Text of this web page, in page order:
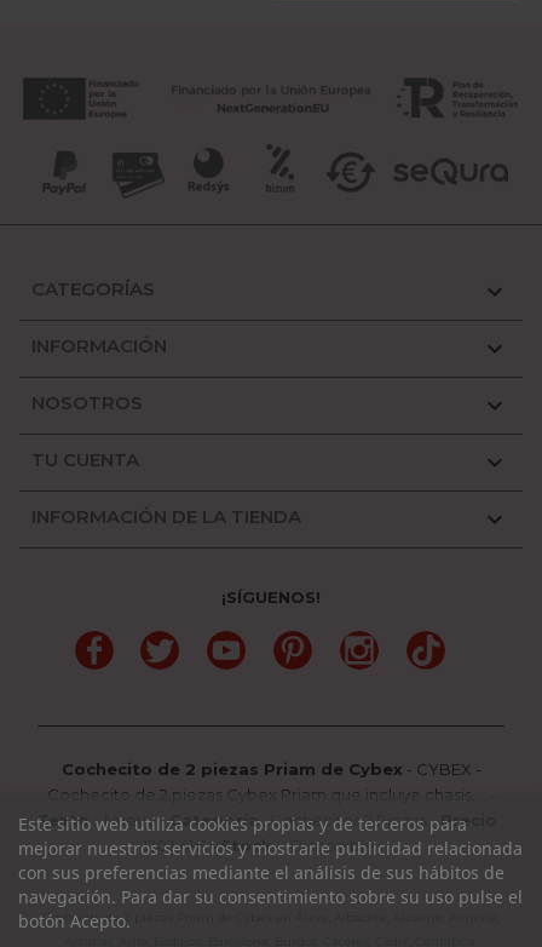
CATEGORÍAS 
INFORMACIÓN 
NOSOTROS 
TU CUENTA 
INFORMACIÓN DE LA TIENDA 
¡SÍGUENOS!
FacebookTwitter YouTube PinterestInstagramTikTok
Cochecito de 2 piezas Priam de Cybex - CYBEX -
Cochecito de 2 piezas Cybex Priam que incluye chasis,...
Texto:Nuevo-Categoría:Cochecitos 2 Piezas -Precio
1202.41€ -Stock: Disponible
Este sitio web utiliza cookies propias y de terceros para
mejorar nuestros servicios y mostrarle publicidad relacionada
con sus preferencias mediante el análisis de sus hábitos de
navegación. Para dar su consentimiento sobre su uso pulse el
botón Acepto.
Cochecito de 2 piezas Priam de Cybex en Álava, Albacete, Alicante, Almería,